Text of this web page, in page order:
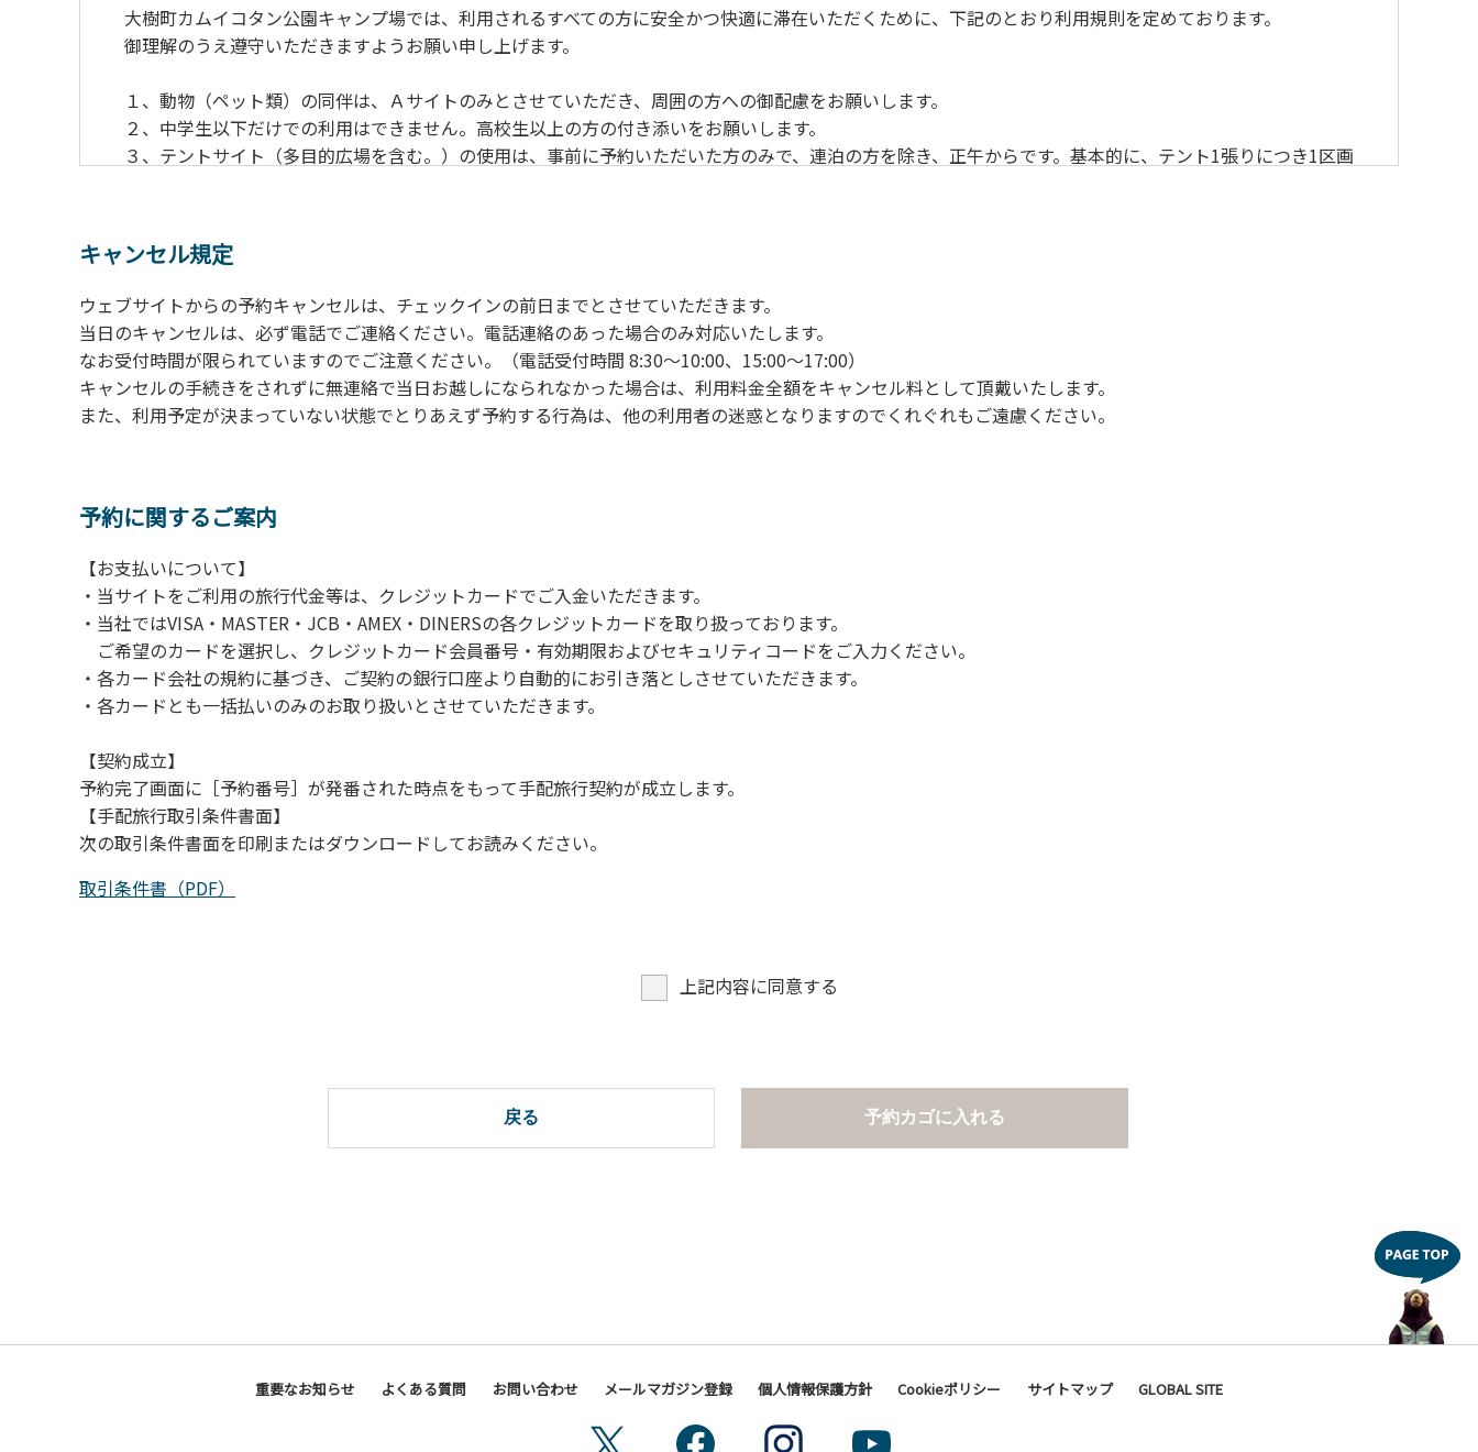
大樹町カムイコタン公園キャンプ場では、利用されるすべての方に安全かつ快適に滞在いただくために、下記のとおり利用規則を定めております。
御理解のうえ遵守いただきますようお願い申し上げます。
１、動物（ペット類）の同伴は、Ａサイトのみとさせていただき、周囲の方への御配慮をお願いします。
２、中学生以下だけでの利用はできません。高校生以上の方の付き添いをお願いします。
３、テントサイト（多目的広場を含む。）の使用は、事前に予約いただいた方のみで、連泊の方を除き、正午からです。基本的に、テント1張りにつき1区画
４、車両は、荷物の積み下ろし時以外は、駐車場にとめてください。
５、チェックアウトは、午前10時まで（日帰り使用の場合は午後5時まで）です。チェックインの手続きを行っていない方や使用人数が増えた場合は、必ず
手続きを行ってください。
６、ゴミは分別されたもののみ回収します。午前8時30分から午前10時までの間にゴミステーションに出してください。日帰り使用の方及び午前７時30分前
にチェックアウトする方は、お持ち帰りをお願いします。
【禁止事項】
カラオケ、発電機、地面での直火による焚き火、キャンプファイヤー、打ち上げ式花火、テントサウナの設置
当キャンプ場のそばを流れる歴舟川は、上流で雨が降ると短時間で増水し、川原で遊んでいると大変危険な状態になりやすく、過去にも増水により人が流
（１）川原にテントやタープを張らない。
（２）雨が降ったときは川原で遊ばない。
（３）カムイコタン公園キャンプ場で雨が降らなくても、上流で雨が降り急に増水することがあるので、水の濁りに注意し、濁り始めたときには直ちに川原
での遊びを中止する。
（４）キャンプ場の管理者や地元住民から川についての注意や警告があった場合は素直に耳を傾け、指示に従う。
キャンセル規定
ウェブサイトからの予約キャンセルは、チェックインの前日までとさせていただきます。
当日のキャンセルは、必ず電話でご連絡ください。電話連絡のあった場合のみ対応いたします。
なお受付時間が限られていますのでご注意ください。（電話受付時間 8:30～10:00、15:00～17:00）
キャンセルの手続きをされずに無連絡で当日お越しになられなかった場合は、利用料金全額をキャンセル料として頂戴いたします。
また、利用予定が決まっていない状態でとりあえず予約する行為は、他の利用者の迷惑となりますのでくれぐれもご遠慮ください。
予約に関するご案内
【お支払いについて】
・当サイトをご利用の旅行代金等は、クレジットカードでご入金いただきます。
・当社ではVISA・MASTER・JCB・AMEX・DINERSの各クレジットカードを取り扱っております。
ご希望のカードを選択し、クレジットカード会員番号・有効期限およびセキュリティコードをご入力ください。
・各カード会社の規約に基づき、ご契約の銀行口座より自動的にお引き落としさせていただきます。
・各カードとも一括払いのみのお取り扱いとさせていただきます。
【契約成立】
予約完了画面に［予約番号］が発番された時点をもって手配旅行契約が成立します。
【手配旅行取引条件書面】
次の取引条件書面を印刷またはダウンロードしてお読みください。
取引条件書（PDF）
上記内容に同意する
戻る 予約カゴに入れる
重要なお知らせ よくある質問 お問い合わせ メールマガジン登録 個人情報保護方針 Cookieポリシー サイトマップ GLOBAL SITE